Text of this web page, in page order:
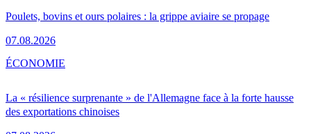
Poulets, bovins et ours polaires : la grippe aviaire se propage
07.08.2026
La « résilience surprenante » de l'Allemagne face à la forte hausse
des exportations chinoises
ÉCONOMIE